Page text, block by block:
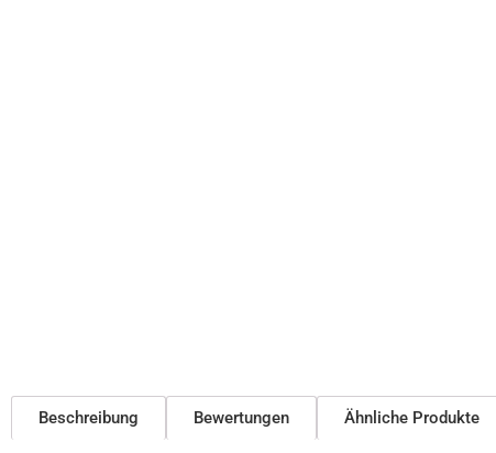
Beschreibung Bewertungen Ähnliche Produkte